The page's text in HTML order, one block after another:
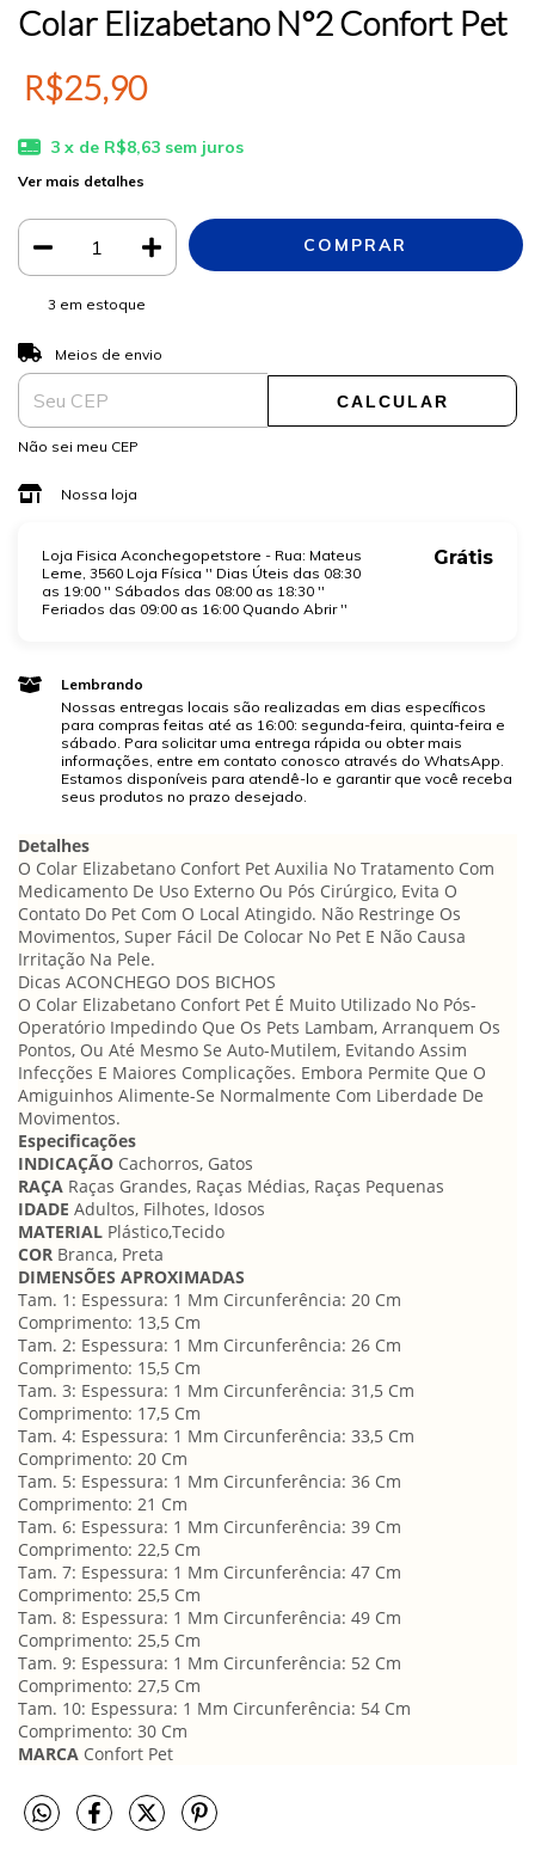
Colar Elizabetano N°2 Confort Pet
R$25,90
3 x de R$8,63 sem juros
Ver mais detalhes
3 em estoque
Entregas para o CEP:
Meios de envio
CALCULAR
Não sei meu CEP
Nossa loja
Loja Fisica Aconchegopetstore - Rua: Mateus
Leme, 3560 Loja Física '' Dias Úteis das 08:30
as 19:00 '' Sábados das 08:00 as 18:30 ''
Feriados das 09:00 as 16:00 Quando Abrir ''
Grátis
Lembrando
Nossas entregas locais são realizadas em dias específicos
para compras feitas até as 16:00: segunda-feira, quinta-feira e
sábado. Para solicitar uma entrega rápida ou obter mais
informações, entre em contato conosco através do WhatsApp.
Estamos disponíveis para atendê-lo e garantir que você receba
seus produtos no prazo desejado.
Detalhes
O Colar Elizabetano Confort Pet Auxilia No Tratamento Com
Medicamento De Uso Externo Ou Pós Cirúrgico, Evita O
Contato Do Pet Com O Local Atingido. Não Restringe Os
Movimentos, Super Fácil De Colocar No Pet E Não Causa
Irritação Na Pele.
Dicas ACONCHEGO DOS BICHOS
O Colar Elizabetano Confort Pet É Muito Utilizado No Pós-
Operatório Impedindo Que Os Pets Lambam, Arranquem Os
Pontos, Ou Até Mesmo Se Auto-Mutilem, Evitando Assim
Infecções E Maiores Complicações. Embora Permite Que O
Amiguinhos Alimente-Se Normalmente Com Liberdade De
Movimentos.
Especificações
INDICAÇÃO Cachorros, Gatos
RAÇA Raças Grandes, Raças Médias, Raças Pequenas
IDADE Adultos, Filhotes, Idosos
MATERIAL Plástico,Tecido
COR Branca, Preta
DIMENSÕES APROXIMADAS
Tam. 1: Espessura: 1 Mm Circunferência: 20 Cm
Comprimento: 13,5 Cm
Tam. 2: Espessura: 1 Mm Circunferência: 26 Cm
Comprimento: 15,5 Cm
Tam. 3: Espessura: 1 Mm Circunferência: 31,5 Cm
Comprimento: 17,5 Cm
Tam. 4: Espessura: 1 Mm Circunferência: 33,5 Cm
Comprimento: 20 Cm
Tam. 5: Espessura: 1 Mm Circunferência: 36 Cm
Comprimento: 21 Cm
Tam. 6: Espessura: 1 Mm Circunferência: 39 Cm
Comprimento: 22,5 Cm
Tam. 7: Espessura: 1 Mm Circunferência: 47 Cm
Comprimento: 25,5 Cm
Tam. 8: Espessura: 1 Mm Circunferência: 49 Cm
Comprimento: 25,5 Cm
Tam. 9: Espessura: 1 Mm Circunferência: 52 Cm
Comprimento: 27,5 Cm
Tam. 10: Espessura: 1 Mm Circunferência: 54 Cm
Comprimento: 30 Cm
MARCA Confort Pet